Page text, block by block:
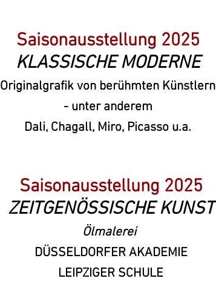
Saisonausstellung 2025
KLASSISCHE MODERNE
Originalgrafik von berühmten Künstlern
- unter anderem
Dali, Chagall, Miro, Picasso u.a.
Saisonausstellung 2025
ZEITGENÖSSISCHE KUNST
Ölmalerei
DÜSSELDORFER AKADEMIE
LEIPZIGER SCHULE